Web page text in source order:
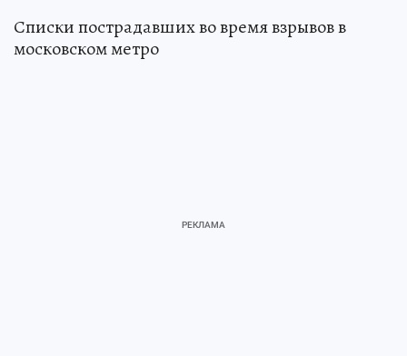
Списки пострадавших во время взрывов в
московском метро